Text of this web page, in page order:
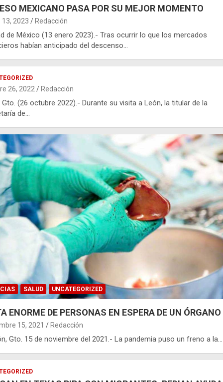
MEXICANO PASA POR SU MEJOR MOMENTO
13, 2023 Redacción
de México (13 enero 2023).- Tras ocurrir lo que los mercados
habían anticipado del descenso…
26, 2022 Redacción
Gto. (26 octubre 2022).- Durante su visita a León, la titular de la
de…
SALUD UNCATEGORIZED
ENORME DE PERSONAS EN ESPERA DE UN ÓRGANO
15, 2021 Redacción
Gto. 15 de noviembre del 2021.- La pandemia puso un freno a la…